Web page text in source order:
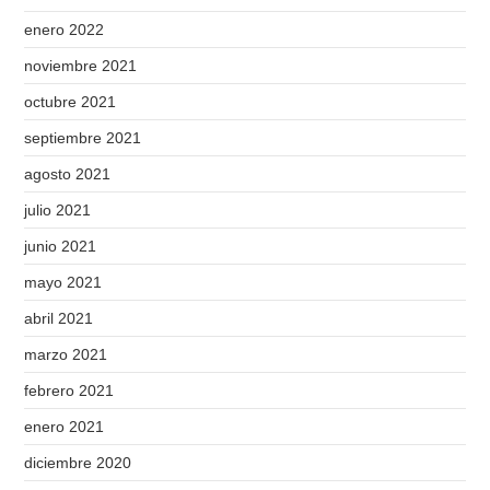
enero 2022
noviembre 2021
octubre 2021
septiembre 2021
agosto 2021
julio 2021
junio 2021
mayo 2021
abril 2021
marzo 2021
febrero 2021
enero 2021
diciembre 2020